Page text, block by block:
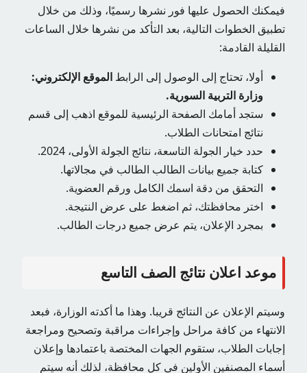
فيمكنك الحصول عليها فور نشرها رسميًا، وذلك من خلال
تطبيق الخطوات التالية، بعد التأكد من نشرها خلال الساعات
القليلة القادمة:
أولا، تحتاج إلى الوصول إلى الرابط الموقع الإلكتروني:
وزارة التربية السورية.
ستجد أمامك الصفحة الرئيسية للموقع اذهب إلى قسم
نتائج امتحانات الطلاب.
حدد خيار الجولة التاسعة، نتائج الجولة الأولى، 2024.
كتابة جميع بيانات الطالب الطالب في مجالاتها.
التحقق من دقة اسمك الكامل ورقم العضوية.
اختر محافظتك، ثم اضغط على عرض النتيجة.
بمجرد الإعلان، يتم عرض جميع درجات الطالب.
موعد اعلان نتائج الصف التاسع
وسيتم الإعلان عن النتائج قريبا. وهذا ما أكدته الوزارة، فبعد
الانتهاء من كافة مراحل وإجراءات مراقبة وتصحيح ومراجعة
إجابات الطلاب، ستقوم الجهات المختصة باعتمادها وإعلان
أسماء المصنفين الأولين في كل محافظة، لذلك أنه سيتم